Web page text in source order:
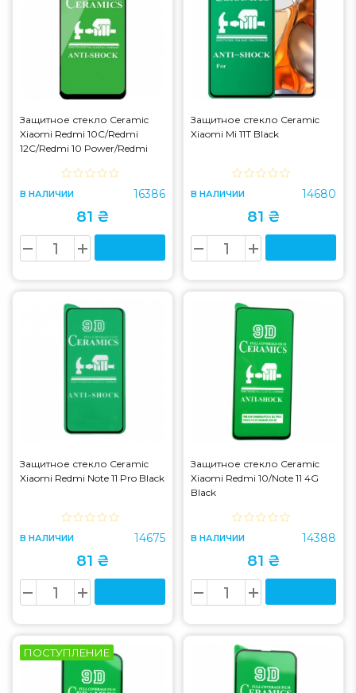
Защитное стекло Ceramic
Xiaomi Redmi 10C/Redmi
12C/Redmi 10 Power/Redmi
C55/Poco C61 Black
В НАЛИЧИИ 16386
81 ₴
Защитное стекло Ceramic
Xiaomi Mi 11T Black
В НАЛИЧИИ 14680
81 ₴
Защитное стекло Ceramic
Xiaomi Redmi Note 11 Pro Black
В НАЛИЧИИ 14675
81 ₴
Защитное стекло Ceramic
Xiaomi Redmi 10/Note 11 4G
Black
В НАЛИЧИИ 14388
81 ₴
ПОСТУПЛЕНИЕ